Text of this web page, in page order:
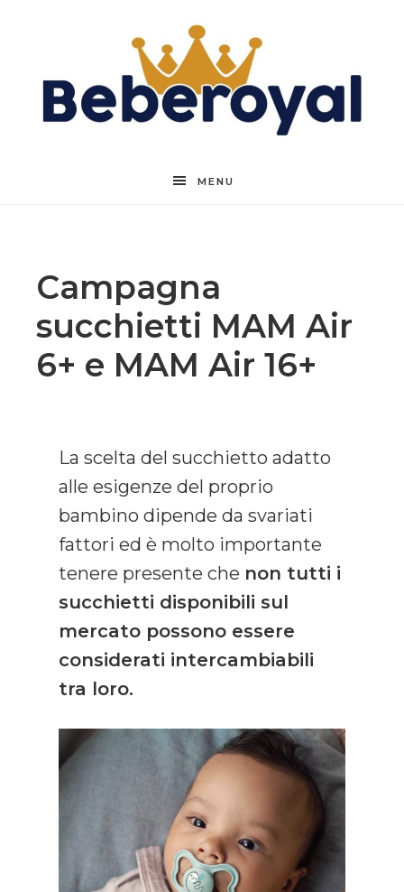
Beberoyal
MENU
Campagna
succhietti MAM Air
6+ e MAM Air 16+
La scelta del succhietto adatto
alle esigenze del proprio
bambino dipende da svariati
fattori ed è molto importante
tenere presente che non tutti i
succhietti disponibili sul
mercato possono essere
considerati intercambiabili
tra loro.